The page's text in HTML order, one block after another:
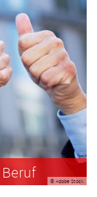
© Adobe Stock